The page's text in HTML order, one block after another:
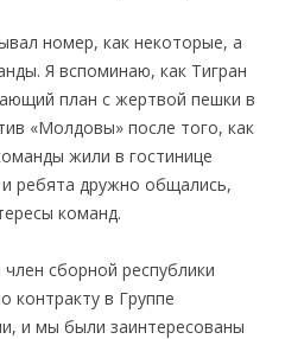
номер, как некоторые, а
Я вспоминаю, как Тигран
план с жертвой пешки в
«Молдовы» после того, как
жили в гостинице
ребята дружно общались,
команд.
сборной республики
в Группе
и мы были заинтересованы